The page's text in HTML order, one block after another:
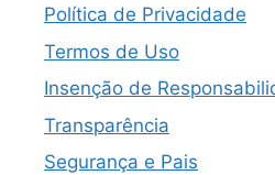
Política de Privacidade
Termos de Uso
Insenção de
Transparência
Segurança e Pais